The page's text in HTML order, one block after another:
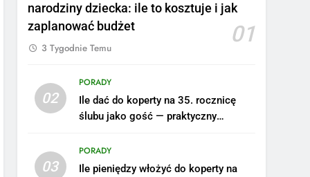
narodziny dziecka: ile to kosztuje i jak
zaplanować budżet
01
3 Tygodnie Temu
02
PORADY
Ile dać do koperty na 35. rocznicę
ślubu jako gość — praktyczny
03
PORADY
Ile pieniędzy włożyć do koperty na